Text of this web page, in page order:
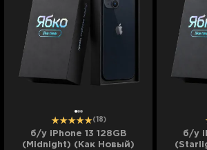
(18)
б/у iPhone 13 128GB
(Midnight) (Как Новый)
б/у